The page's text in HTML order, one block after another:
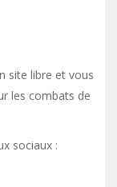
libre et vous y
les combats de
sociaux :